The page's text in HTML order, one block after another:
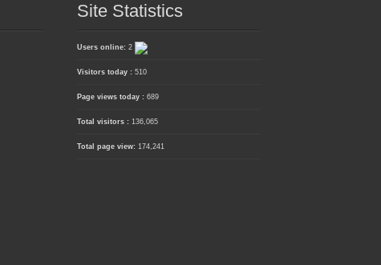
Site Statistics
Users online: 2
Visitors today : 510
Page views today : 689
Total visitors : 136,065
Total page view: 174,241